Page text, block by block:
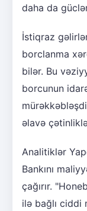
daha da
İstiqraz
borclanma
bilər. Bu
borcunun
əlavə
Analitiklər
Bankını
çağırır.
ilə bağlı ciddi